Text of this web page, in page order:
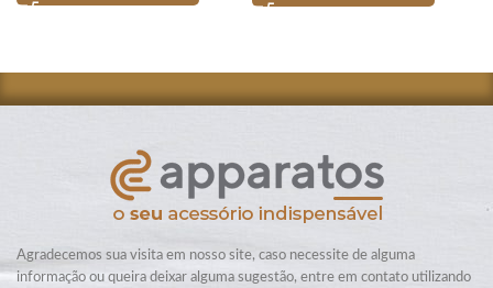
Agradecemos sua visita em nosso site, caso necessite de alguma
informação ou queira deixar alguma sugestão, entre em contato utilizando